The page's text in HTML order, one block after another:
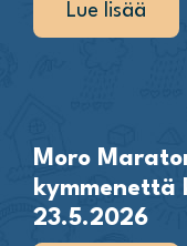
Lue lisää
Moro
23.5.2026